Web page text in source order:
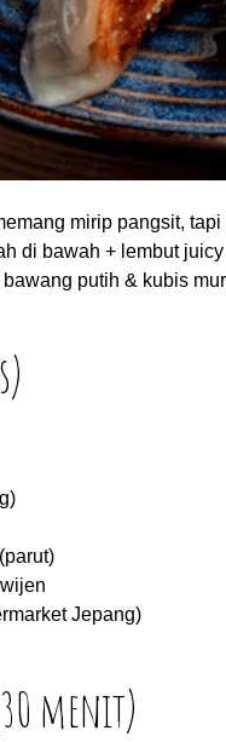
mirip pangsit,
di bawah + lembut
putih & kubis
Jepang)
menit)